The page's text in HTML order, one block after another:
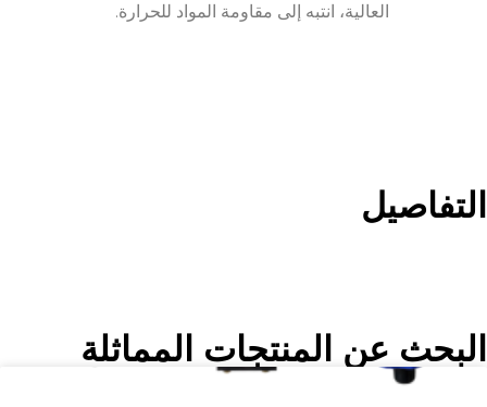
العالية، انتبه إلى مقاومة المواد للحرارة.
التفاصيل
البحث عن المنتجات المماثلة